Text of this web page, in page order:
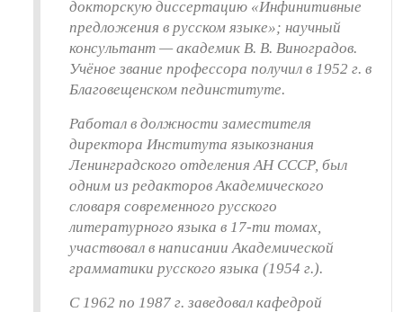
докторскую диссертацию «Инфинитивные
предложения в русском языке»; научный
консультант — академик В. В. Виноградов.
Учёное звание профессора получил в 1952 г. в
Благовещенском пединституте.
Работал в должности заместителя
директора Института языкознания
Ленинградского отделения АН СССР, был
одним из редакторов Академического
словаря современного русского
литературного языка в 17-ти томах,
участвовал в написании Академической
грамматики русского языка (1954 г.).
С 1962 по 1987 г. заведовал кафедрой